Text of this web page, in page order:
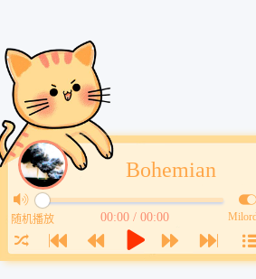
Bohemian
00:00 / 00:00
随机播放